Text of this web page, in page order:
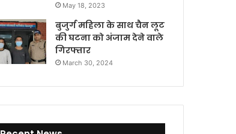
May 18, 2023
बुजुर्ग महिला के साथ चैन लूट
की घटना को अंजाम देने वाले
गिरफ्तार
March 30, 2024